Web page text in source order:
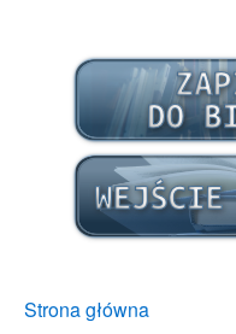
Breadcrumbs
You
Strona główna